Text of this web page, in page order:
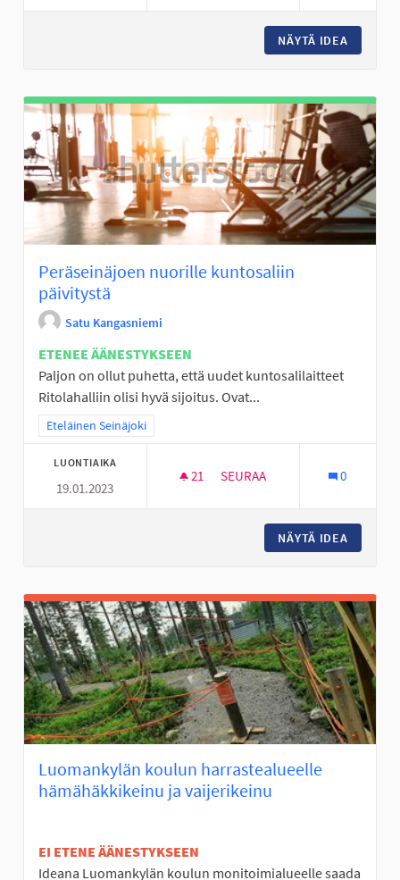
NÄYTÄ IDEA
Peräseinäjoen nuorille kuntosaliin
päivitystä
Satu Kangasniemi
ETENEE ÄÄNESTYKSEEN
Paljon on ollut puhetta, että uudet kuntosalilaitteet
Ritolahalliin olisi hyvä sijoitus. Ovat...
Rajaa tulokset teeman mukaan: Eteläinen Seinäjoki
Eteläinen Seinäjoki
LUONTIAIKA
19.01.2023
21 21 SEURAAJAA
SEURAA 0
NÄYTÄ IDEA
Luomankylän koulun harrastealueelle
hämähäkkikeinu ja vaijerikeinu
EI ETENE ÄÄNESTYKSEEN
Ideana Luomankylän koulun monitoimialueelle saada